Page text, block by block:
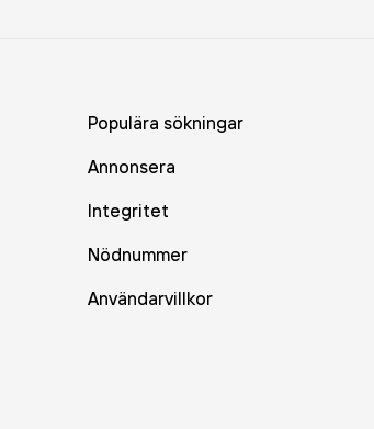
Populära sökningar
Annonsera
Integritet
Nödnummer
Användarvillkor